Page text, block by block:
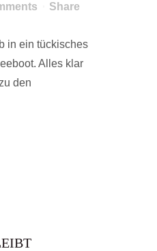
Share
in ein tückisches
Alles klar
den